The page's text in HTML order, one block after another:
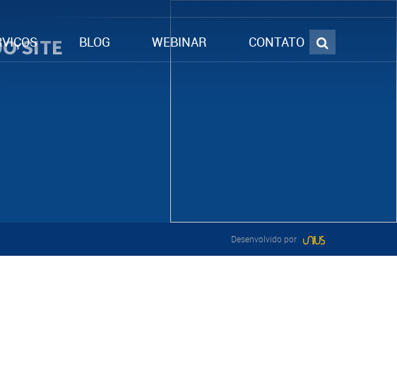
BLOG WEBINAR CONTATO
SITE
Desenvolvido por